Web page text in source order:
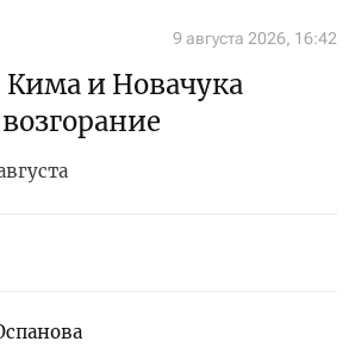
9 августа 2026, 16:42
и Новачука